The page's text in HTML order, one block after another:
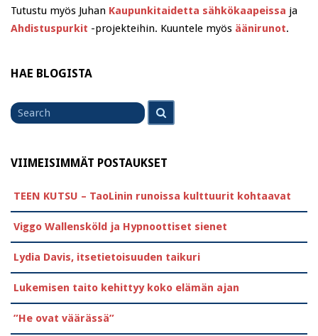
Tutustu myös Juhan Kaupunkitaidetta sähkökaapeissa ja
Ahdistuspurkit -projekteihin. Kuuntele myös äänirunot.
HAE BLOGISTA
Search
for
VIIMEISIMMÄT POSTAUKSET
TEEN KUTSU – TaoLinin runoissa kulttuurit kohtaavat
Viggo Wallensköld ja Hypnoottiset sienet
Lydia Davis, itsetietoisuuden taikuri
Lukemisen taito kehittyy koko elämän ajan
”He ovat väärässä”